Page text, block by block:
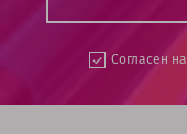
Согласен на